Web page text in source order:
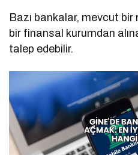
Bazı bankalar, mevcut
bir finansal kurumdan
talep edebilir.